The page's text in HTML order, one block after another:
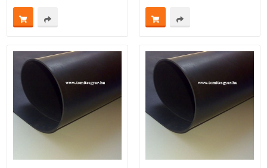
O-GYŰRŰ
Zsinór Körszelvényű tömítőzsinórok
KÁBELVEZETŐ GUMI - HATÁROLÓK